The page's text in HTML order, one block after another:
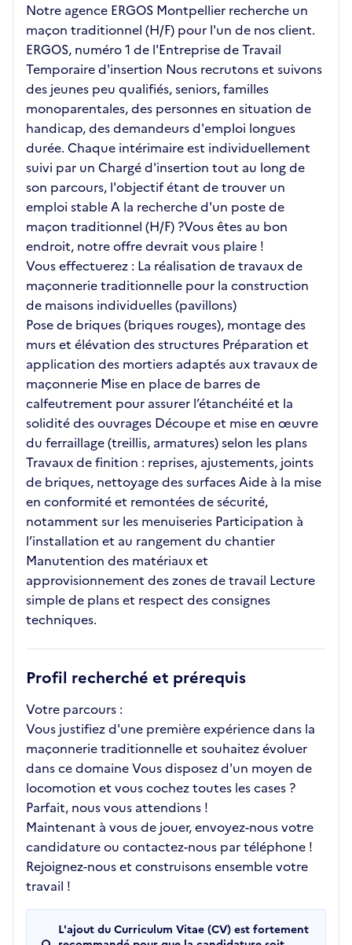
Notre agence ERGOS Montpellier recherche un
maçon traditionnel (H/F) pour l'un de nos client.
ERGOS, numéro 1 de l'Entreprise de Travail
Temporaire d'insertion Nous recrutons et suivons
des jeunes peu qualifiés, seniors, familles
monoparentales, des personnes en situation de
handicap, des demandeurs d'emploi longues
durée. Chaque intérimaire est individuellement
suivi par un Chargé d'insertion tout au long de
son parcours, l'objectif étant de trouver un
emploi stable A la recherche d'un poste de
maçon traditionnel (H/F) ?Vous êtes au bon
endroit, notre offre devrait vous plaire !
Vous effectuerez : La réalisation de travaux de
maçonnerie traditionnelle pour la construction
de maisons individuelles (pavillons)
Pose de briques (briques rouges), montage des
murs et élévation des structures Préparation et
application des mortiers adaptés aux travaux de
maçonnerie Mise en place de barres de
calfeutrement pour assurer l’étanchéité et la
solidité des ouvrages Découpe et mise en œuvre
du ferraillage (treillis, armatures) selon les plans
Travaux de finition : reprises, ajustements, joints
de briques, nettoyage des surfaces Aide à la mise
en conformité et remontées de sécurité,
notamment sur les menuiseries Participation à
l’installation et au rangement du chantier
Manutention des matériaux et
approvisionnement des zones de travail Lecture
simple de plans et respect des consignes
techniques.
Profil recherché et prérequis
Votre parcours :
Vous justifiez d'une première expérience dans la
maçonnerie traditionnelle et souhaitez évoluer
dans ce domaine Vous disposez d'un moyen de
locomotion et vous cochez toutes les cases ?
Parfait, nous vous attendions !
Maintenant à vous de jouer, envoyez-nous votre
candidature ou contactez-nous par téléphone !
Rejoignez-nous et construisons ensemble votre
travail !
L'ajout du Curriculum Vitae (CV) est fortement